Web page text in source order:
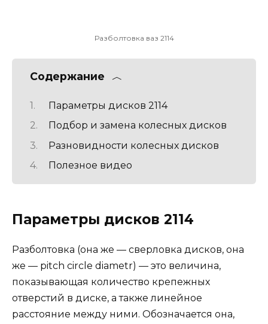
Разболтовка ваз 2114
Содержание
Параметры дисков 2114
Подбор и замена колесных дисков
Разновидности колесных дисков
Полезное видео
Параметры дисков 2114
Разболтовка (она же — сверловка дисков, она
же — pitch circle diametr) — это величина,
показывающая количество крепежных
отверстий в диске, а также линейное
расстояние между ними. Обозначается она,